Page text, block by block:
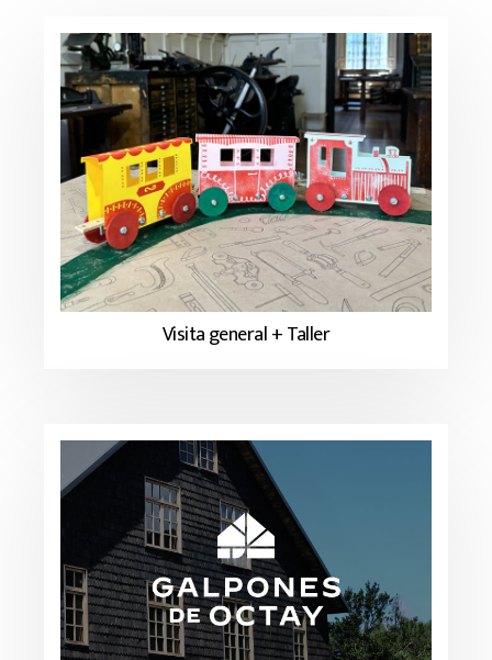
Visita general + Taller